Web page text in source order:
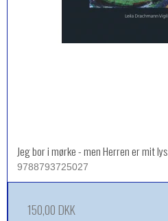
Jeg bor i mørke - men Herren er mit lys
9788793725027
150,00 DKK